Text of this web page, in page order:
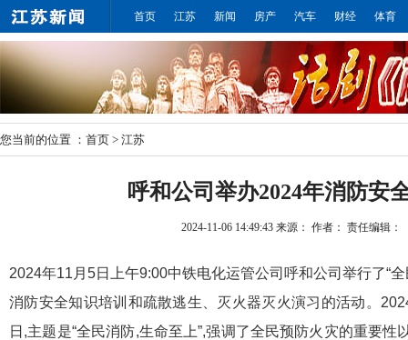
首页 江苏 新闻 房产 汽车 财经 体育
您当前的位置 ： 首页 > 江苏
呼和公司举办2024年消防安
2024-11-06 14:49:43 来源： 作者： 责任编辑：
2024年11月5日上午9:00中铁电化运管公司呼和公司举行了“
消防安全知识培训和疏散逃生、灭火器灭火演习的活动。
日,主题是“全民消防,生命至上”,强调了全民预防火灾的重要性